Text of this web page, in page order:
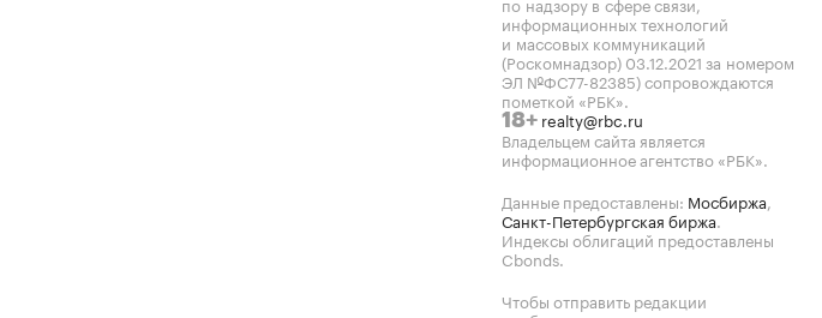
информационных технологий
и массовых коммуникаций
(Роскомнадзор) 03.12.2021 за номером
ЭЛ №ФС77-82385) сопровождаются
пометкой «РБК».
18+ realty@rbc.ru
Владельцем сайта является
информационное агентство «РБК».
Данные предоставлены: Мосбиржа,
Санкт-Петербургская биржа.
Индексы облигаций предоставлены
Cbonds.
Чтобы отправить редакции